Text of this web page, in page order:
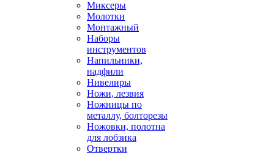
Миксеры
Молотки
Монтажный
Наборы
инструментов
Напильники,
надфили
Нивелиры
Ножи, лезвия
Ножницы по
металлу, болторезы
Ножовки, полотна
для лобзика
Отвертки